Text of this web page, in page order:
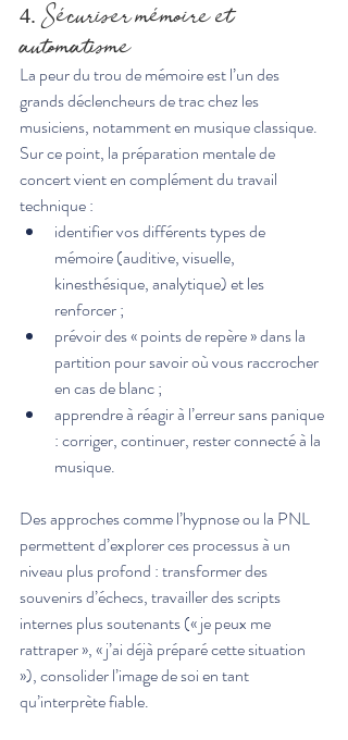
4. Sécuriser mémoire et
automatisme
La peur du trou de mémoire est l’un des
grands déclencheurs de trac chez les
musiciens, notamment en musique classique.
Sur ce point, la préparation mentale de
concert vient en complément du travail
technique :
identifier vos différents types de
mémoire (auditive, visuelle,
kinesthésique, analytique) et les
renforcer ;
prévoir des « points de repère » dans la
partition pour savoir où vous raccrocher
en cas de blanc ;
apprendre à réagir à l’erreur sans panique
: corriger, continuer, rester connecté à la
musique.
Des approches comme l’hypnose ou la PNL
permettent d’explorer ces processus à un
niveau plus profond : transformer des
souvenirs d’échecs, travailler des scripts
internes plus soutenants (« je peux me
rattraper », « j’ai déjà préparé cette situation
»), consolider l’image de soi en tant
qu’interprète fiable.